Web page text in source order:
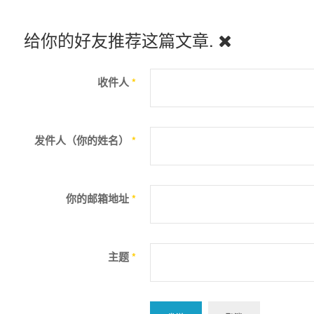
给你的好友推荐这篇文章.
收件人*
发件人（你的姓名） *
你的邮箱地址*
主题*